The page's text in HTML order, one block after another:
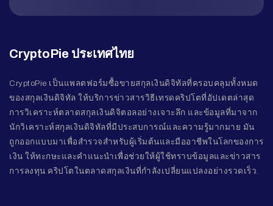
CryptoPie ประเทศไทย
CryptoPie เป็นแพลตฟอร์มซื้อขายสกุลเงินดิจิทัลที่ครอบคลุมทั้งหมด
ของสกุลเงินดิจิทัล ให้บริการข่าวสารวิธีเทรดคริปโตที่อัปเดตล่าสุด
การวิเคราะห์ตลาดสกุลเงินดิจิตอลอย่างเจาะลึก และข้อมูลที่มาจาก
นักวิเคราะห์สกุลเงินดิจิทัลที่มีประสบการณ์และความรู้มากมาย มัน
ถูกออกแบบมาเพื่อสำรวจสำหรับผู้เริ่มต้นและมืออาชีพในโลกของการ
เงิน ให้ทะกษะและคำแนะนำเพื่อช่วยให้ผู้ใช้ทราบข้อมูลและข่าวสาร
การลงทุน คริปโตในตลาดสกุลเงินที่กำลังเปลี่ยนแปลงอย่างรวดเร็ว.